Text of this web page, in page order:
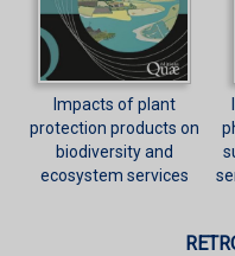
Impacts of plant
protection products on
biodiversity and
ecosystem services